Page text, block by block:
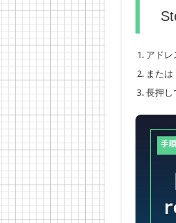
アドレ
また
長押し